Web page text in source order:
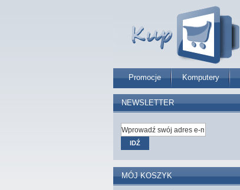
Promocje Komputery
NEWSLETTER
IDŹ
MÓJ KOSZYK